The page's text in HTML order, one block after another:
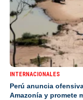
INTERNACIONALES
Perú anuncia
Amazonía y promete